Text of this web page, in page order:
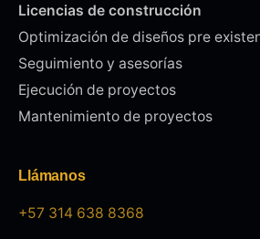
Licencias de construcción
Optimización de diseños pre
Seguimiento y asesorías
Ejecución de proyectos
Mantenimiento de proyectos
Llámanos
+57 314 638 8368